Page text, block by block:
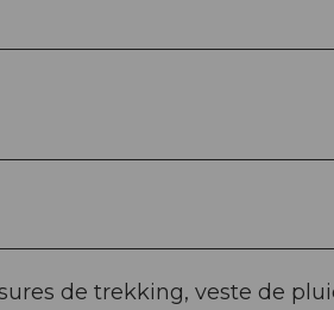
de trekking, veste de